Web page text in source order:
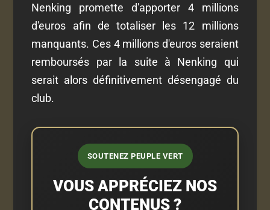
Nenking promette d'apporter 4 millions
d'euros afin de totaliser les 12 millions
manquants. Ces 4 millions d'euros seraient
remboursés par la suite à Nenking qui
serait alors définitivement désengagé du
club.
SOUTENEZ PEUPLE VERT
VOUS APPRÉCIEZ NOS
CONTENUS ?